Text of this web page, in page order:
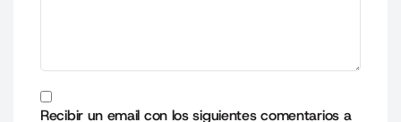
Recibir un email con los siguientes comentarios a